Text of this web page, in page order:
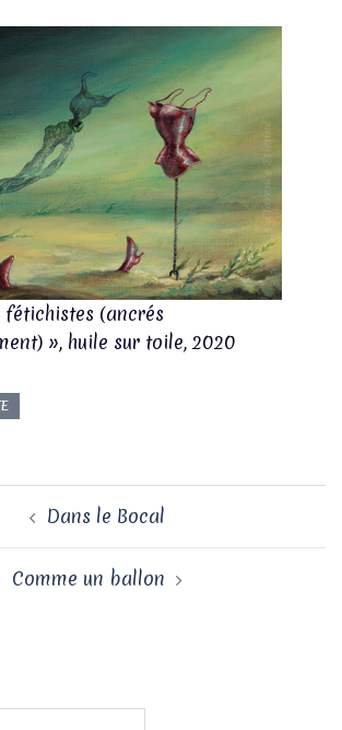
fétichistes (ancrés
», huile sur toile, 2020
Dans le Bocal
Comme un ballon